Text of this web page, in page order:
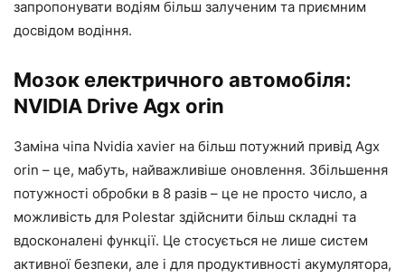
запропонувати водіям більш залученим та приємним
досвідом водіння.
Мозок електричного автомобіля:
NVIDIA Drive Agx orin
Заміна чіпа Nvidia xavier на більш потужний привід Agx
orin – це, мабуть, найважливіше оновлення. Збільшення
потужності обробки в 8 разів – це не просто число, а
можливість для Polestar здійснити більш складні та
вдосконалені функції. Це стосується не лише систем
активної безпеки, але і для продуктивності акумулятора,